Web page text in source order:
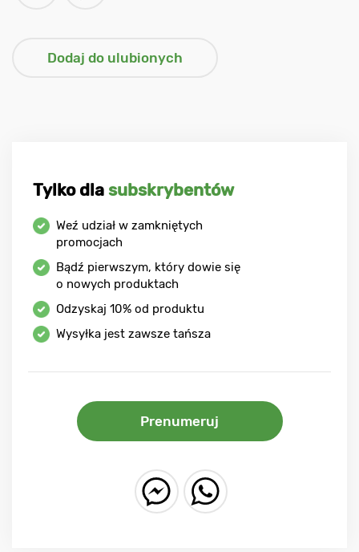
Tylko dla subskrybentów
Weź udział w zamkniętych
promocjach
Bądź pierwszym, który dowie się
o nowych produktach
Odzyskaj 10% od produktu
Wysyłka jest zawsze tańsza
Prenumeruj